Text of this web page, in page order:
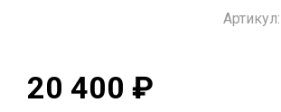
Артикул:
20 400 ₽